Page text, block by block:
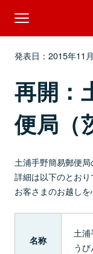
発表日：2015年11
再開：
便局（
土浦手野簡易郵便局
詳細は以下のとおり
お客さまのお越しを
名称
土
う